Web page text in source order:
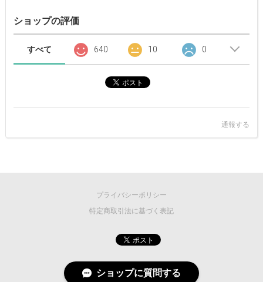
ショップの評価
すべて 640 10 0
通報する
プライバシーポリシー
特定商取引法に基づく表記
©2026 MASCOT/E
ショップに質問する